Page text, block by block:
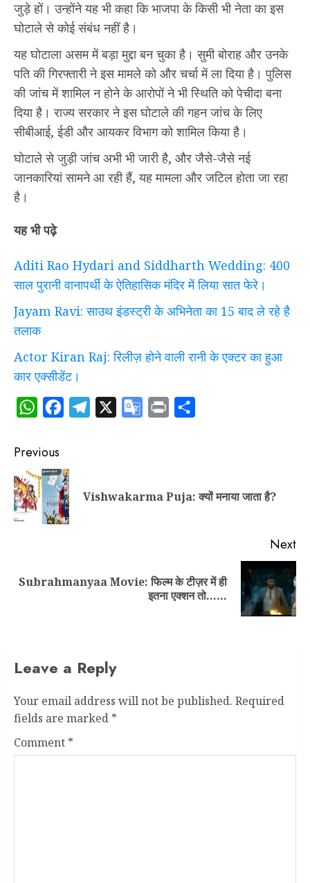
जुड़े हों। उन्होंने यह भी कहा कि भाजपा के किसी भी नेता का इस
घोटाले से कोई संबंध नहीं है।
यह घोटाला असम में बड़ा मुद्दा बन चुका है। सुमी बोराह और उनके
पति की गिरफ्तारी ने इस मामले को और चर्चा में ला दिया है। पुलिस
की जांच में शामिल न होने के आरोपों ने भी स्थिति को पेचीदा बना
दिया है। राज्य सरकार ने इस घोटाले की गहन जांच के लिए
सीबीआई, ईडी और आयकर विभाग को शामिल किया है।
घोटाले से जुड़ी जांच अभी भी जारी है, और जैसे-जैसे नई
जानकारियां सामने आ रही हैं, यह मामला और जटिल होता जा रहा
है।
यह भी पढ़े
Aditi Rao Hydari and Siddharth Wedding: 400
साल पुरानी वानापर्थी के ऐतिहासिक मंदिर में लिया सात फेरे।
Jayam Ravi: साउथ इंडस्ट्री के अभिनेता का 15 बाद ले रहे है
तलाक
Actor Kiran Raj: रिलीज़ होने वाली रानी के एक्टर का हुआ
कार एक्सीडेंट।
WhatsAppFacebookTelegram
GooglePrint
Post
navigation
Previous
Vishwakarma Puja: क्यों मनाया जाता है?
Next
Next
Subrahmanyaa Movie: फिल्म के टीज़र में ही
इतना एक्शन तो……
Leave a Reply
Your email address will not be published. Required
fields are marked *
Comment *